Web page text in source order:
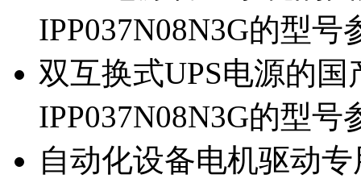
IPP037N08N3G的型号
双互换式UPS电源的
IPP037N08N3G的型号
自动化设备电机驱动